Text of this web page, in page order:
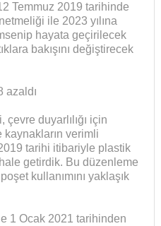
Temmuz 2019 tarihinde
ile 2023 yılına
hayata geçirilecek
bakışını değiştirecek
azaldı
duyarlılığı için
kaynakların verimli
tarihi itibariyle plastik
getirdik. Bu düzenleme
kullanımını yaklaşık
1 Ocak 2021 tarihinden